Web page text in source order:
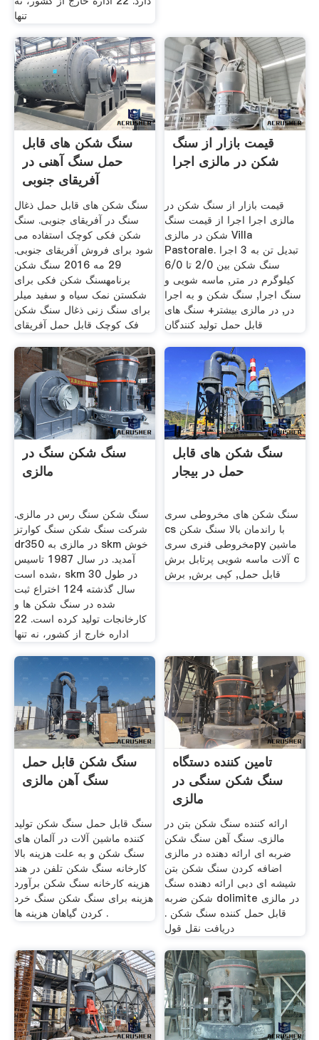
تنها
سنگ شکن های قابل
حمل سنگ آهنی در
آفریقای جنوبی
سنگ شکن های قابل حمل ذغال
سنگ در آفریقای جنوبی. سنگ
شکن فکی کوچک استفاده می
شود برای فروش آفریقای جنوبی.
29 مه 2016 سنگ شکن
برنامهسنگ شکن فکی برای
شکستن نمک سیاه و سفید میلر
برای سنگ زنی ذغال سنگ شکن
فک کوچک قابل حمل آفریقای
قیمت بازار از سنگ
شکن در مالزی اجرا
قیمت بازار از سنگ شکن در
مالزی اجرا اجرا از قیمت سنگ
شکن در مالزی Villa
Pastorale. تبدیل تن به 3 اجرا
سنگ شکن بین 2/0 تا 6/0
کیلوگرم در متر, ماسه شویی و
سنگ اجرا, سنگ شکن و به اجرا
در, در مالزی بیشتر+ سنگ های
قابل حمل تولید کنندگان
سنگ شکن سنگ در
مالزی
سنگ شکن سنگ رس در مالزی.
شرکت سنگ شکن سنگ کوارتز
dr350 در مالزی به skm خوش
آمدید. در سال 1987 تاسیس
شده است، skm در طول 30
سال گذشته 124 اختراع ثبت
شده در سنگ شکن ها و
کارخانجات تولید کرده است. 22
اداره خارج از کشور، نه تنها
سنگ شکن های قابل
حمل در بیجار
سنگ شکن های مخروطی سری
cs با راندمان بالا سنگ شکن
مخروطی فنری سریpy ماشین
آلات ماسه شویی پرتابل برش c
قابل حمل, کپی برش, برش
سنگ شکن قابل حمل
سنگ آهن مالزی
سنگ قابل حمل سنگ شکن تولید
کننده ماشین آلات در آلمان های
سنگ شکن و به علت هزینه بالا
کارخانه سنگ شکن تلفن در هند
هزینه کارخانه سنگ شکن برآورد
هزینه برای سنگ شکن سنگ خرد
کردن گیاهان هزینه ها .
تامین کننده دستگاه
سنگ شکن سنگی در
مالزی
ارائه کننده سنگ شکن بتن در
مالزی. سنگ آهن سنگ شکن
ضربه ای ارائه دهنده در مالزی
اضافه کردن سنگ شکن بتن
شیشه ای دبی ارائه دهنده سنگ
شکن ضربه dolimite در مالزی
قابل حمل کننده سنگ شکن .
دریافت نقل قول